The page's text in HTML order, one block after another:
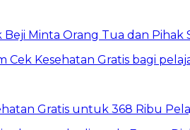
Beji Minta Orang Tua dan
Gratis untuk 368 Ribu